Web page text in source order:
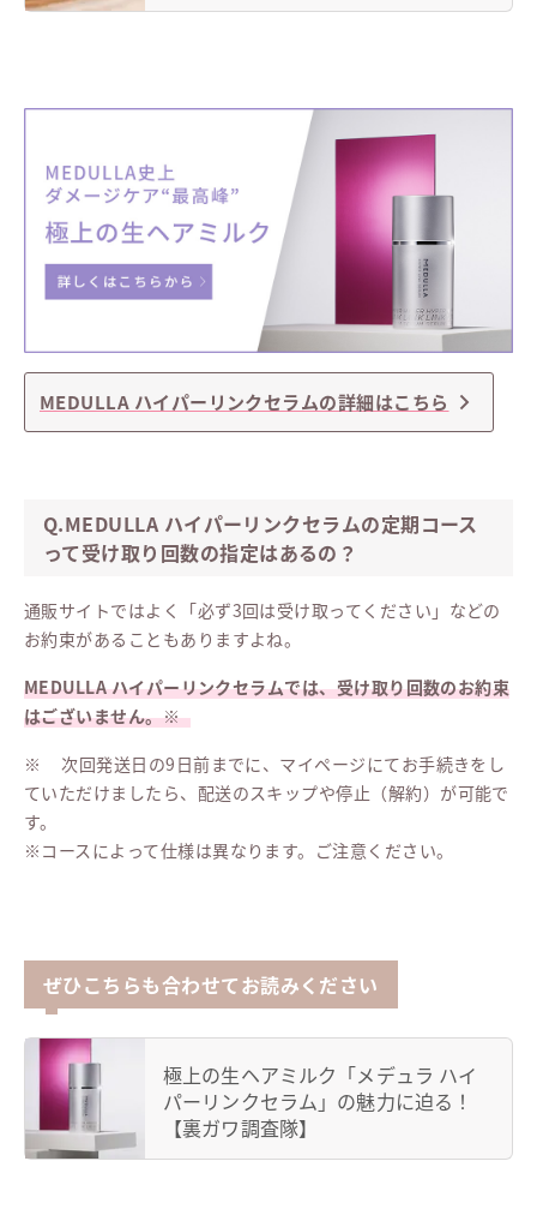
MEDULLA ハイパーリンクセラムの詳細はこちら
Q.MEDULLA ハイパーリンクセラムの定期コース
って受け取り回数の指定はあるの？
通販サイトではよく「必ず3回は受け取ってください」などの
お約束があることもありますよね。
MEDULLA ハイパーリンクセラムでは、受け取り回数のお約束
はございません。※
※ 次回発送日の9日前までに、マイページにてお手続きをし
ていただけましたら、配送のスキップや停止（解約）が可能で
す。
※コースによって仕様は異なります。ご注意ください。
ぜひこちらも合わせてお読みください
極上の生ヘアミルク「メデュラ ハイ
パーリンクセラム」の魅力に迫る！
【裏ガワ調査隊】